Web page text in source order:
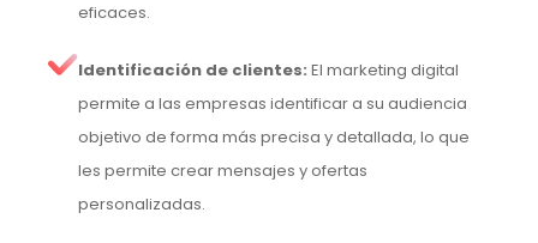
eficaces.
Identificación de clientes: El marketing digital
permite a las empresas identificar a su audiencia
objetivo de forma más precisa y detallada, lo que
les permite crear mensajes y ofertas
personalizadas.